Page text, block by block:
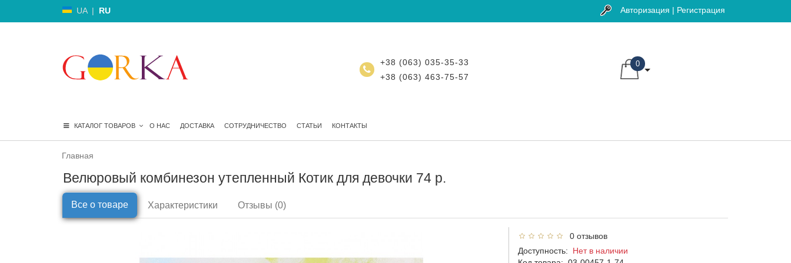
UA | RU Авторизация | Регистрация
+38 (063) 035-35-33
+38 (063) 463-75-57
0
КАТАЛОГ ТОВАРОВ О НАС ДОСТАВКА СОТРУДНИЧЕСТВО СТАТЬИ КОНТАКТЫ
Главная
Велюровый комбинезон утепленный Котик для девочки 74 р.
Все о товаре Характеристики Отзывы (0)
0 отзывов
Доступность: Нет в наличии